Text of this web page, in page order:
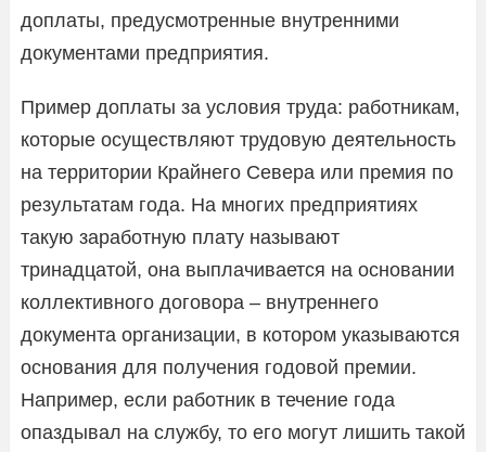
доплаты, предусмотренные внутренними
документами предприятия.
Пример доплаты за условия труда: работникам,
которые осуществляют трудовую деятельность
на территории Крайнего Севера или премия по
результатам года. На многих предприятиях
такую заработную плату называют
тринадцатой, она выплачивается на основании
коллективного договора – внутреннего
документа организации, в котором указываются
основания для получения годовой премии.
Например, если работник в течение года
опаздывал на службу, то его могут лишить такой